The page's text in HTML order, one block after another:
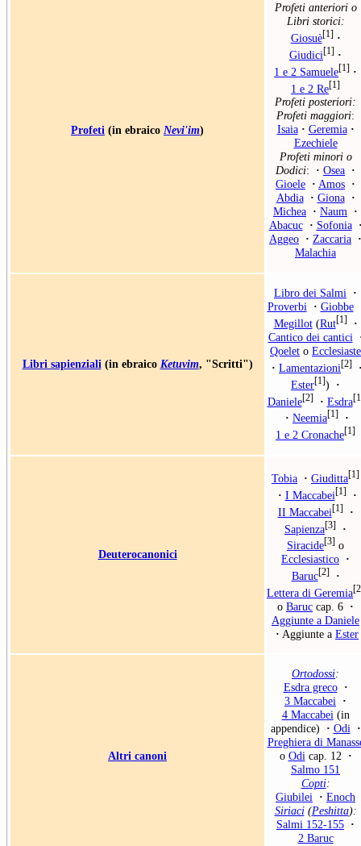
Profeti (in ebraico Nevi'im)
Profeti anteriori o
Libri storici:
Giosuè[1]·
Giudici[1] ·
1 e 2 Samuele[1] ·
1 e 2 Re[1]
Profeti posteriori:
Profeti maggiori:
Isaia· Geremia·
Ezechiele
Profeti minori o
Dodici: · Osea ·
Gioele · Amos ·
Abdia · Giona ·
Michea · Naum ·
Abacuc · Sofonia
Aggeo · Zaccaria ·
Malachia
Libri sapienziali (in ebraico Ketuvim, "Scritti")
Libro dei Salmi ·
Proverbi · Giobbe
Megillot(Rut[1]
·
Cantico dei cantici
Qoelet o Ecclesiaste
· Lamentazioni[2]
Ester[1])
·
Daniele[2] · Esdra
· Neemia[1]
·
1 e 2 Cronache[1]
Deuterocanonici
Tobia · Giuditta[1]
· I Maccabei[1]
·
II Maccabei[1]
·
Sapienza[3]
·
Siracide[3] o
Ecclesiastico ·
Baruc[2]
·
Lettera di Geremia
o Baruc cap. 6 ·
Aggiunte a Daniele
· Aggiunte a Ester
Altri canoni
Ortodossi:
Esdra greco ·
3 Maccabei ·
4 Maccabei(in
appendice)
· Odi ·
Preghiera di
o Odicap. 12 ·
Salmo 151
Copti:
Giubilei · Enoch
Siriaci(Peshitta):
Salmi 152-155 ·
2 Baruc